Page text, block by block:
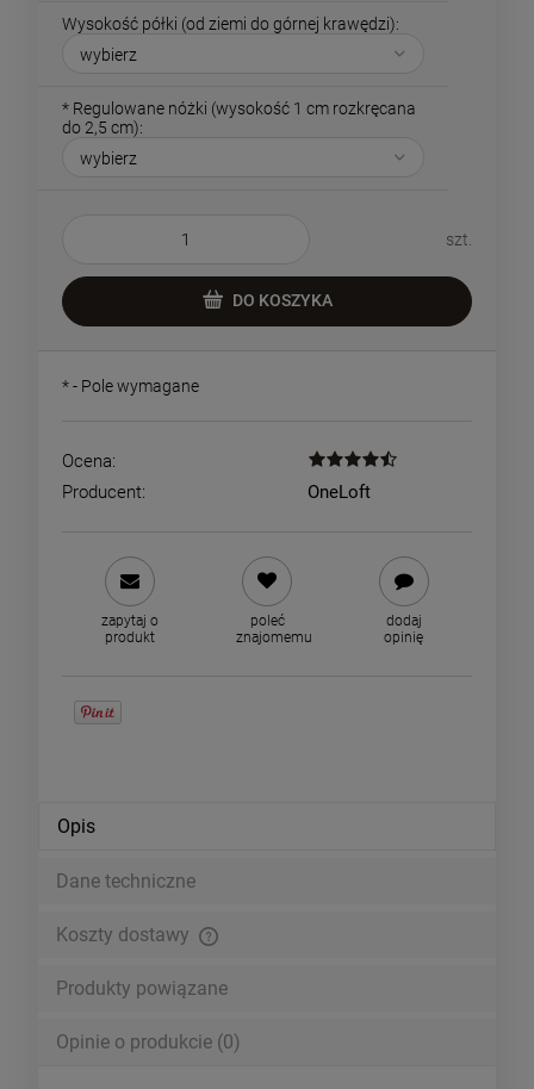
Wysokość półki (od ziemi do górnej krawędzi):
* Regulowane nóżki (wysokość 1 cm rozkręcana
do 2,5 cm):
szt.
DO KOSZYKA
*- Pole wymagane
Ocena:
Producent:
OneLoft
zapytaj o
produkt
poleć
znajomemu
dodaj
opinię
Opis
Dane techniczne
Koszty dostawy
Produkty powiązane
Opinie o produkcie (0)